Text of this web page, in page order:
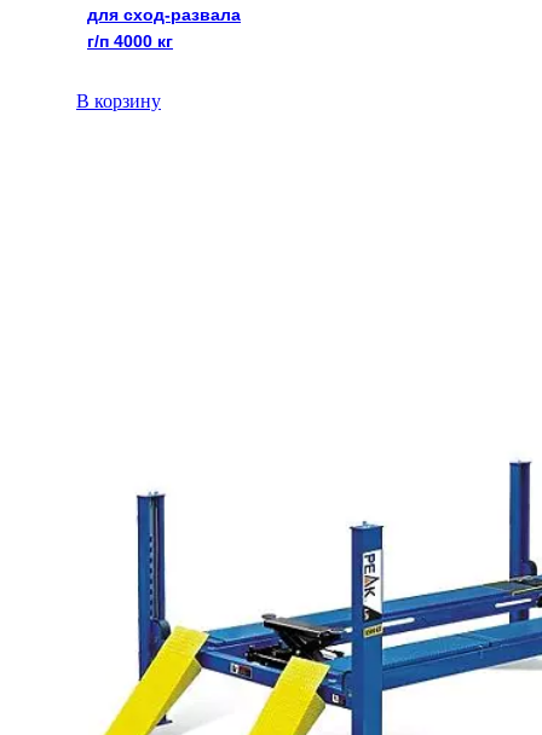
для сход-развала
г/п 4000 кг
В корзину